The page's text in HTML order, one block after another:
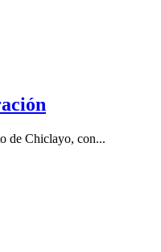
de Chiclayo, con...